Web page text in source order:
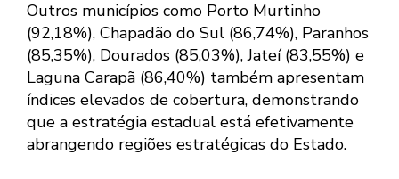
Outros municípios como Porto Murtinho
(92,18%), Chapadão do Sul (86,74%), Paranhos
(85,35%), Dourados (85,03%), Jateí (83,55%) e
Laguna Carapã (86,40%) também apresentam
índices elevados de cobertura, demonstrando
que a estratégia estadual está efetivamente
abrangendo regiões estratégicas do Estado.